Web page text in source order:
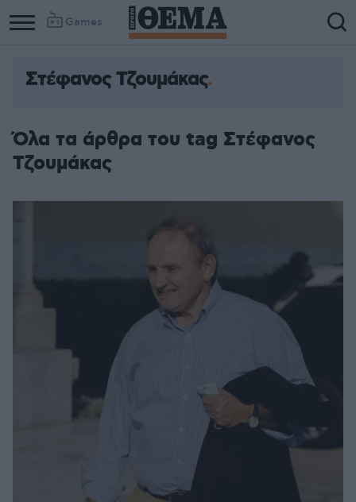
Games
Στέφανος Τζουμάκας
Όλα τα άρθρα του tag Στέφανος
Τζουμάκας